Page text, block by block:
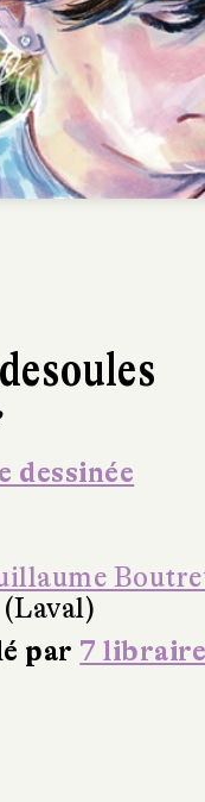
dessinée
par 7